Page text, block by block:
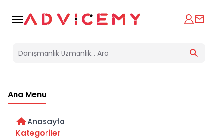
Ana Menu
Anasayfa
Kategoriler